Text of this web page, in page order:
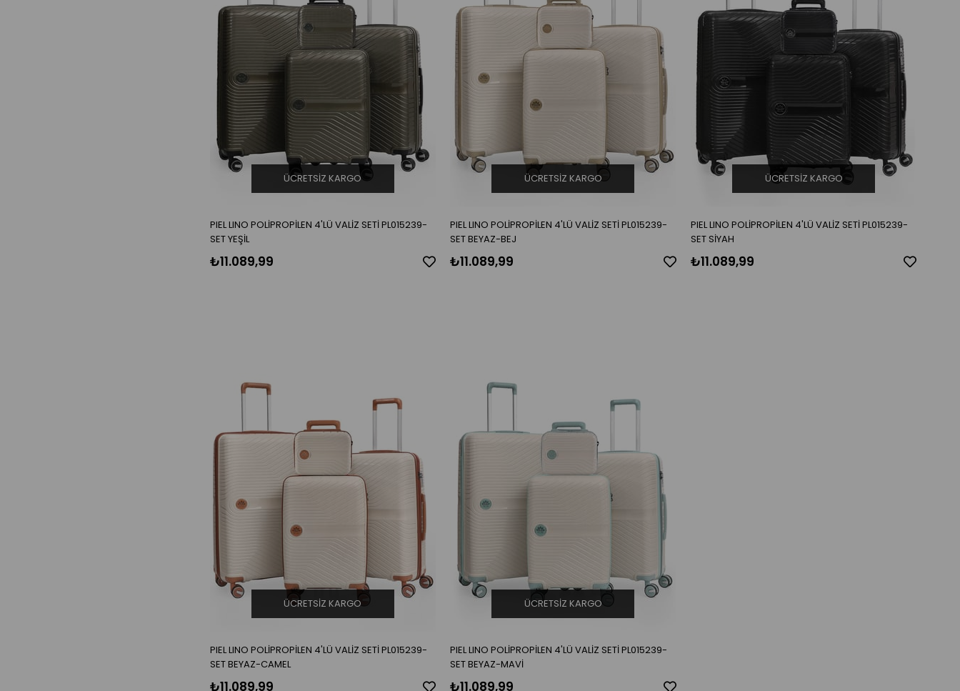
PIEL LINO POLİPROPİLEN 4'LÜ VALİZ SETİ PL015239-
SET YEŞİL
₺11.089,99
ÜCRETSIZ KARGO
PIEL LINO POLİPROPİLEN 4'LÜ VALİZ SETİ PL015239-
SET BEYAZ-BEJ
₺11.089,99
ÜCRETSIZ KARGO
PIEL LINO POLİPROPİLEN 4'LÜ VALİZ SETİ PL015239-
SET SİYAH
₺11.089,99
ÜCRETSIZ KARGO
PIEL LINO POLİPROPİLEN 4'LÜ VALİZ SETİ PL015239-
SET BEYAZ-CAMEL
₺11.089,99
ÜCRETSIZ KARGO
PIEL LINO POLİPROPİLEN 4'LÜ VALİZ SETİ PL015239-
SET BEYAZ-MAVİ
₺11.089,99
ÜCRETSIZ KARGO